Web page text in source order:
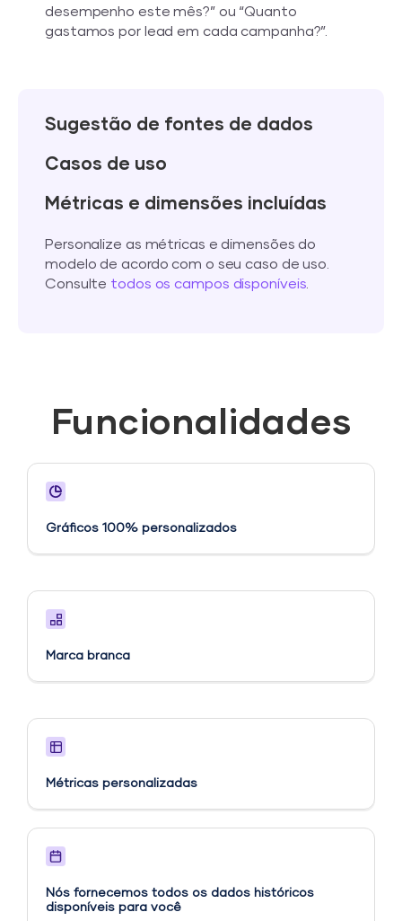
desempenho este mês?” ou “Quanto
gastamos por lead em cada campanha?”.
Sugestão de fontes de dados
Casos de uso
Métricas e dimensões incluídas
Personalize as métricas e dimensões do
modelo de acordo com o seu caso de uso.
Consulte todos os campos disponíveis
Funcionalidades
Gráficos 100% personalizados
Marca branca
Métricas personalizadas​
Nós fornecemos todos os dados históricos
disponíveis para você